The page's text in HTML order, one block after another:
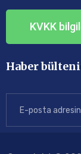
KVKK
Haber